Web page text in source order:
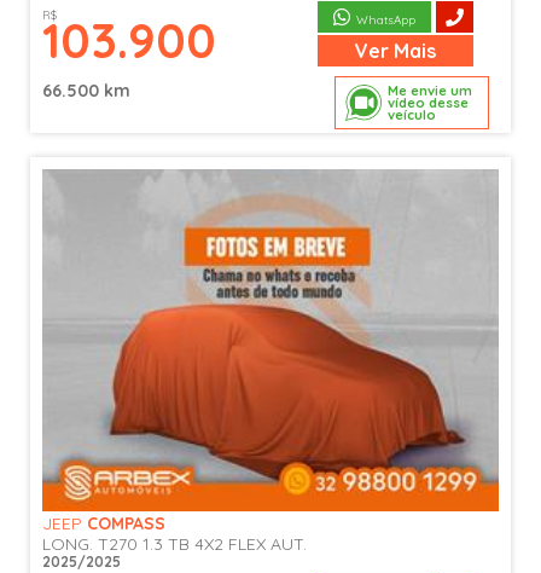
Me envie um
vídeo desse
veículo
R$
103.900 WhatsApp
Ver Mais
66.500 km
JEEP COMPASS
LONG. T270 1.3 TB 4X2 FLEX AUT.
2025/2025